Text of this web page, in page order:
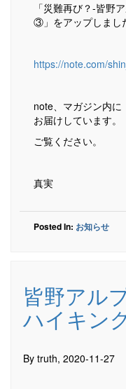
「災難再び？-皆野
③」をアップしまし
https://note.com/
note、マガジン内
お届けしています。
ご覧ください。
真実
Posted In: お知らせ
皆野アル
ハイキン
By truth, 2020-11-27